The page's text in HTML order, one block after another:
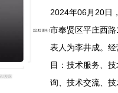
2024年06月20日
市奉贤区平庄西
表人为李井成。
目：技术服务、
询、技术交流、